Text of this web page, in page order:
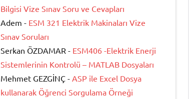
Bilgisi Vize Sınav Soru ve Cevapları
Adem - ESM 321 Elektrik Makinaları Vize
Sınav Soruları
Serkan ÖZDAMAR - ESM406 -Elektrik Enerji
Sistemlerinin Kontrolü – MATLAB Dosyaları
Mehmet GEZGİNÇ - ASP ile Excel Dosya
kullanarak Öğrenci Sorgulama Örneği